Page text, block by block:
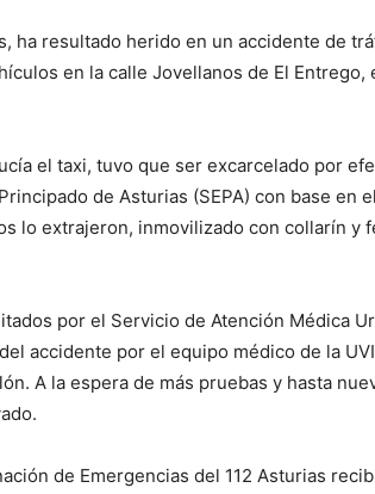
ha resultado herido en un accidente de
en la calle Jovellanos de El Entrego,
el taxi, tuvo que ser excarcelado por
de Asturias (SEPA) con base en
lo extrajeron, inmovilizado con collarín y
por el Servicio de Atención Médica
accidente por el equipo médico de la
A la espera de más pruebas y hasta
de Emergencias del 112 Asturias